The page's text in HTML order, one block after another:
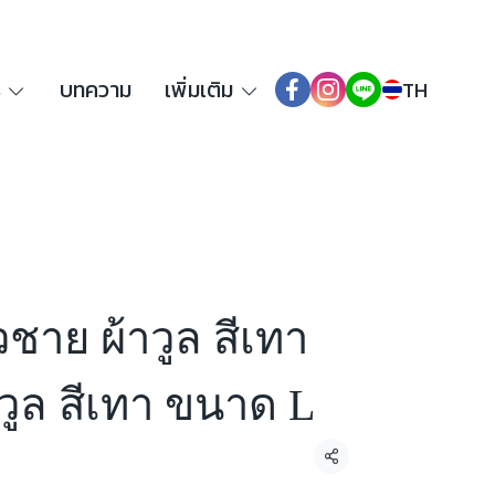
บทความ เพิ่มเติม TH
าย ผ้าวูล สีเทา
ล สีเทา ขนาด L
แชร์